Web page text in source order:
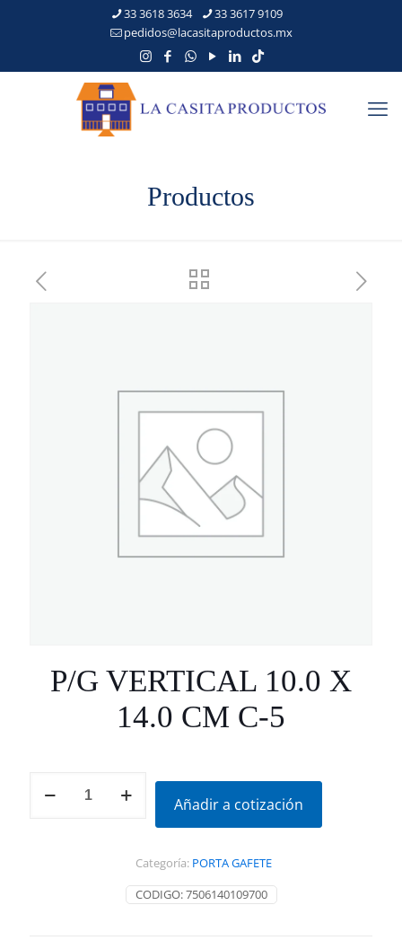
33 3618 3634
33 3617 9109
pedidos@lacasitaproductos.mx
Productos
P/G VERTICAL 10.0 X
14.0 CM C-5
VERTICAL
Añadir a cotización
CODIGO:7506140109700
Categoría: PORTA GAFETE